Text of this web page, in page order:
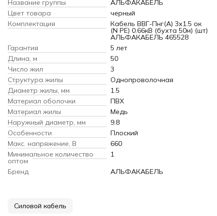
Название группы
АЛЬФАКАБЕЛЬ
Цвет товара
черный
Комплектация
Кабель ВВГ-Пнг(А) 3х1.5 ок
(N PE) 0.66кВ (бухта 50м) (шт)
АЛЬФАКАБЕЛЬ 465528
Гарантия
5 лет
Длина, м
50
Число жил
3
Структура жилы
Однопроволочная
Диаметр жилы, мм
1.5
Материал оболочки
ПВХ
Материал жилы
Медь
Наружный диаметр, мм
9.8
Особенности
Плоский
Макс. напряжение, В
660
Минимальное количество
оптом
1
Бренд
АЛЬФАКАБЕЛЬ
Силовой кабель